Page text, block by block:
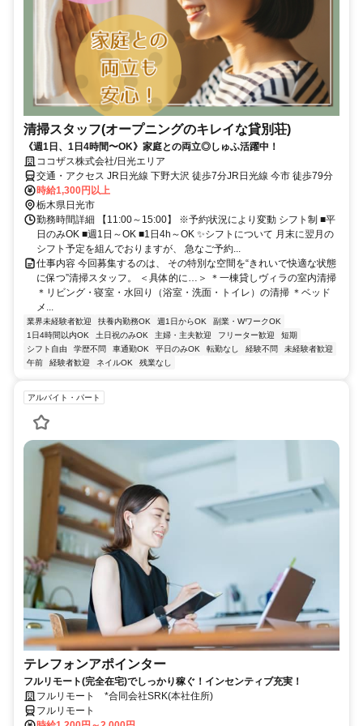
清掃スタッフ(オープニングのキレイな貸別荘)
《週1日、1日4時間〜OK》家庭との両立◎しゅふ活躍中！
ココザス株式会社/日光エリア
交通・アクセス JR日光線 下野大沢 徒歩7分JR日光線 今市 徒歩79分
時給1,300円以上
栃木県日光市
勤務時間詳細 【11:00～15:00】 ※予約状況により変動 シフト制 ■平
日のみOK ■週1日～OK ■1日4h～OK ✨シフトについて 月末に翌月の
シフト予定を組んでおりますが、 急なご予約...
仕事内容 今回募集するのは、 その特別な空間を“きれいで快適な状態
に保つ”清掃スタッフ。 ＜具体的に…＞ ＊一棟貸しヴィラの室内清掃
＊リビング・寝室・水回り（浴室・洗面・トイレ）の清掃 ＊ベッド
メ...
業界未経験者歓迎 扶養内勤務OK 週1日からOK
副業・WワークOK
1日4時間以内OK
土日祝のみOK 主婦・主夫歓迎 フリーター歓迎
短期
シフト自由
学歴不問 車通勤OK 平日のみOK 転勤なし 経験不問
未経験者歓迎
午前
経験者歓迎 ネイルOK 残業なし
アルバイト・パート
テレフォンアポインター
フルリモート(完全在宅)でしっかり稼ぐ！インセンティブ充実！
フルリモート *合同会社SRK(本社住所)
フルリモート